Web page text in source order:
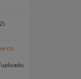
со
2026/07/